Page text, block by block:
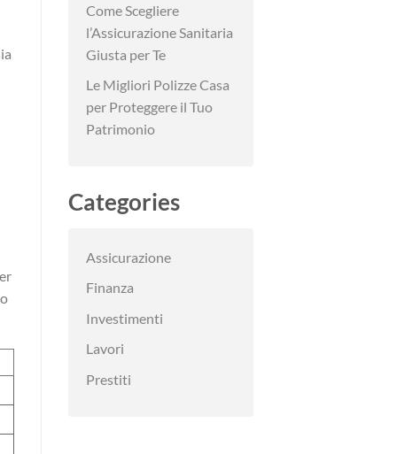
Come Scegliere
l’Assicurazione Sanitaria
Giusta per Te
Le Migliori Polizze Casa
per Proteggere il Tuo
Patrimonio
Categories
Assicurazione
Finanza
Investimenti
Lavori
Prestiti